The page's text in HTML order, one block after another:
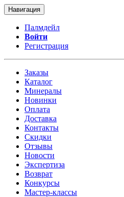
Навигация
Палмдейл
Войти
Регистрация
Заказы
Каталог
Минералы
Новинки
Оплата
Доставка
Контакты
Скидки
Отзывы
Новости
Экспертиза
Возврат
Конкурсы
Мастер-классы